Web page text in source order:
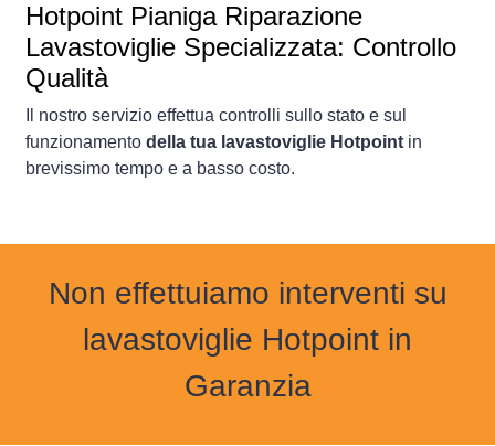
Hotpoint Pianiga Riparazione
Lavastoviglie Specializzata: Controllo
Qualità
Il nostro servizio effettua controlli sullo stato e sul
funzionamento della tua lavastoviglie Hotpoint in
brevissimo tempo e a basso costo.
Non effettuiamo interventi su
lavastoviglie Hotpoint in
Garanzia